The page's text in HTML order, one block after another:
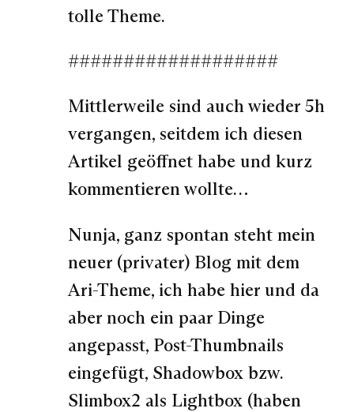
tolle Theme.
###################
Mittlerweile sind auch wieder 5h
vergangen, seitdem ich diesen
Artikel geöffnet habe und kurz
kommentieren wollte…
Nunja, ganz spontan steht mein
neuer (privater) Blog mit dem
Ari-Theme, ich habe hier und da
aber noch ein paar Dinge
angepasst, Post-Thumbnails
eingefügt, Shadowbox bzw.
Slimbox2 als Lightbox (haben